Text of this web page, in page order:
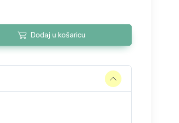
Dodaj u košaricu